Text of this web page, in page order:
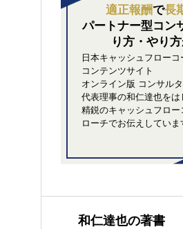
適正報酬で長
パートナー型コン
り方・やり
日本キャッシュフロー
コンテンツサイト
オンライン版 コンサル
代表理事の和仁達也をは
精鋭のキャッシュフロー
ローチでお伝えしていま
和仁達也の著書